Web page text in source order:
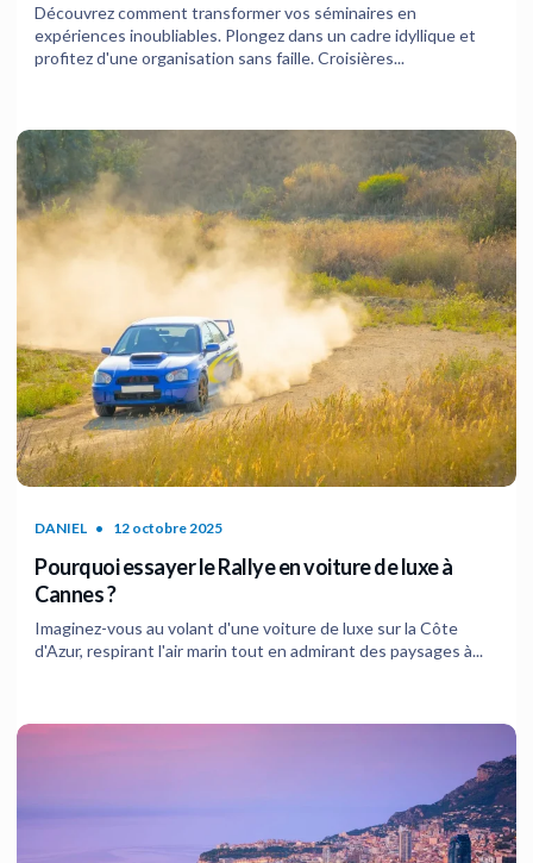
Découvrez comment transformer vos séminaires en
expériences inoubliables. Plongez dans un cadre idyllique et
profitez d'une organisation sans faille. Croisières...
DANIEL 12 octobre 2025
Pourquoi essayer le Rallye en voiture de luxe à
Cannes ?
Imaginez-vous au volant d'une voiture de luxe sur la Côte
d'Azur, respirant l'air marin tout en admirant des paysages à...